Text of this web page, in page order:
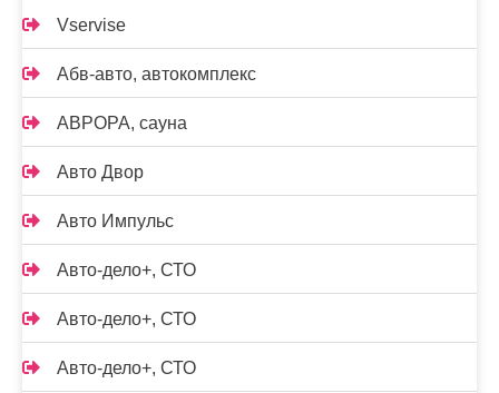
Vservise
Абв-авто, автокомплекс
АВРОРА, сауна
Авто Двор
Авто Импульс
Авто-дело+, СТО
Авто-дело+, СТО
Авто-дело+, СТО